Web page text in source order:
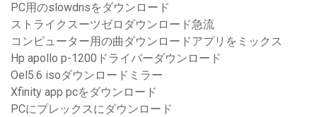
PC用のslowdnsをダウンロード
ストライクスーツゼロダウンロード急流
コンピューター用の曲ダウンロードアプリをミックス
Hp apollo p-1200ドライバーダウンロード
Oel5.6 isoダウンロードミラー
Xfinity app pcをダウンロード
PCにプレックスにダウンロード